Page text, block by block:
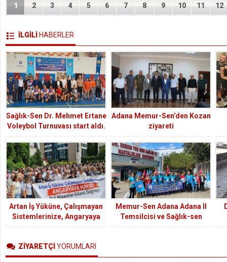
1 2 3 4 5 6 7 8 9 10 11 12
İLGİLİ HABERLER
Sağlık-Sen Dr. Mehmet Ertane
Voleybol Turnuvası start aldı.
İLK MAÇI AİLE VE SOSYAL
POLİTİKALAR 2-1 KAZANDI
Adana Memur-Sen’den Kozan
ziyareti
Artan İş Yüküne, Çalışmayan
Sistemlerinize, Angaryaya
Hayır!
Memur-Sen Adana Adana İl
Temsilcisi ve Sağlık-sen
Adana Şube Başkanı Bekir
haberler yalandır.
ZİYARETÇİYORUMLARI